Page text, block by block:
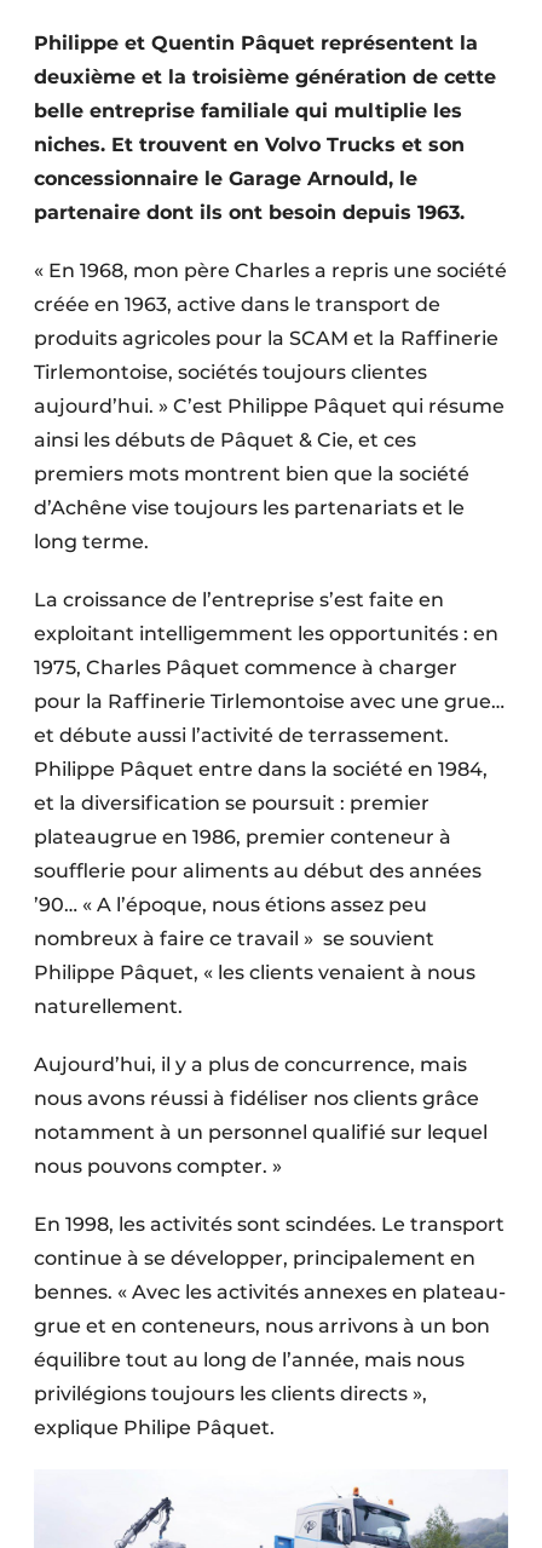
Video’s
Construction bois
Éclairage
Fondations
Façades
Infrastructures souterraines et égouttage
Rénovation
Sécurité incendie
Software
Techniques ferroviaires
Travaux ferroviaires
Philippe et Quentin Pâquet représentent la
deuxième et la troisième génération de cette
belle entreprise familiale qui multiplie les
niches. Et trouvent en Volvo Trucks et son
concessionnaire le Garage Arnould, le
partenaire dont ils ont besoin depuis 1963.
« En 1968, mon père Charles a repris une société
créée en 1963, active dans le transport de
produits agricoles pour la SCAM et la Raffinerie
Tirlemontoise, sociétés toujours clientes
aujourd’hui. » C’est Philippe Pâquet qui résume
ainsi les débuts de Pâquet & Cie, et ces
premiers mots montrent bien que la société
d’Achêne vise toujours les partenariats et le
long terme.
La croissance de l’entreprise s’est faite en
exploitant intelligemment les opportunités : en
1975, Charles Pâquet commence à charger
pour la Raffinerie Tirlemontoise avec une grue…
et débute aussi l’activité de terrassement.
Philippe Pâquet entre dans la société en 1984,
et la diversification se poursuit : premier
plateaugrue en 1986, premier conteneur à
soufflerie pour aliments au début des années
’90… « A l’époque, nous étions assez peu
nombreux à faire ce travail » se souvient
Philippe Pâquet, « les clients venaient à nous
naturellement.
Aujourd’hui, il y a plus de concurrence, mais
nous avons réussi à fidéliser nos clients grâce
notamment à un personnel qualifié sur lequel
nous pouvons compter. »
En 1998, les activités sont scindées. Le transport
continue à se développer, principalement en
bennes. « Avec les activités annexes en plateau-
grue et en conteneurs, nous arrivons à un bon
équilibre tout au long de l’année, mais nous
privilégions toujours les clients directs »,
explique Philipe Pâquet.